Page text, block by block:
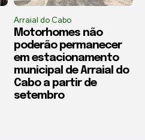
Arraial do Cabo
Motorhomes não
poderão permanecer
em estacionamento
municipal de Arraial do
Cabo a partir de
setembro